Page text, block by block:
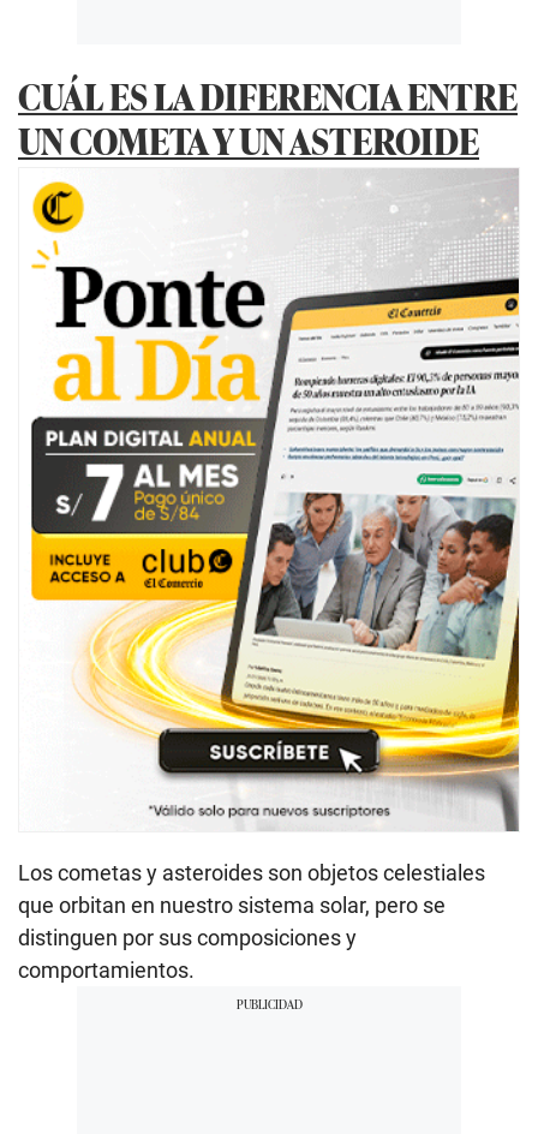
CUÁL ES LA DIFERENCIA ENTRE
UN COMETA Y UN ASTEROIDE
Los cometas y asteroides son objetos celestiales
que orbitan en nuestro sistema solar, pero se
distinguen por sus composiciones y
comportamientos.